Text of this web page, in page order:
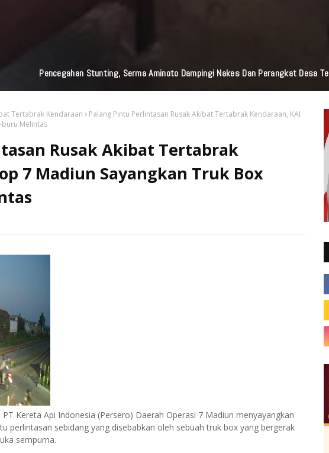
Bupati Kediri Beri Beasiswa Hamzah Peraih Medali Emas LKS Nasional
Tertabrak Kendaraan
Palang Pintu Perlintasan Rusak Akibat Tertabrak Kendaraan, KAI
buru Melintas
Rusak Akibat Tertabrak
7 Madiun Sayangkan Truk Box
Kereta Api Indonesia (Persero) Daerah Operasi 7 Madiun menyayangkan
perlintasan sebidang yang disebabkan oleh sebuah truk box yang bergerak
sempurna.